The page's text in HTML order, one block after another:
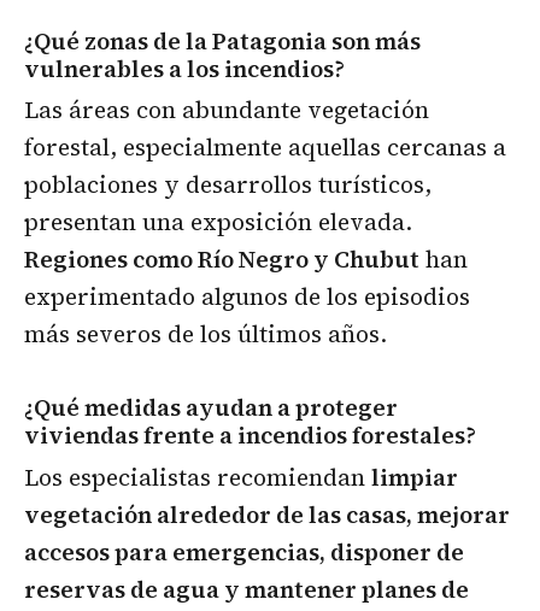
¿Qué zonas de la Patagonia son más
vulnerables a los incendios?
Las áreas con abundante vegetación
forestal, especialmente aquellas cercanas a
poblaciones y desarrollos turísticos,
presentan una exposición elevada.
Regiones como Río Negro y Chubut han
experimentado algunos de los episodios
más severos de los últimos años.
¿Qué medidas ayudan a proteger
viviendas frente a incendios forestales?
Los especialistas recomiendanlimpiar
vegetación alrededor de las casas, mejorar
accesos para emergencias, disponer de
reservas de agua y mantener planes de